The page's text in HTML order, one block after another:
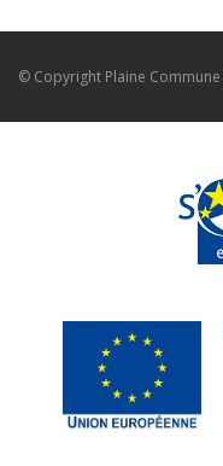
© Copyright Plaine Commune